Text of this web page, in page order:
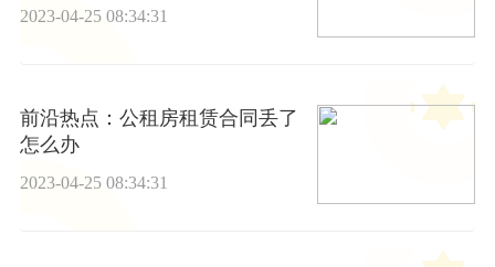
2023-04-25 08:34:31
前沿热点：公租房租赁合同丢了
怎么办
2023-04-25 08:34:31